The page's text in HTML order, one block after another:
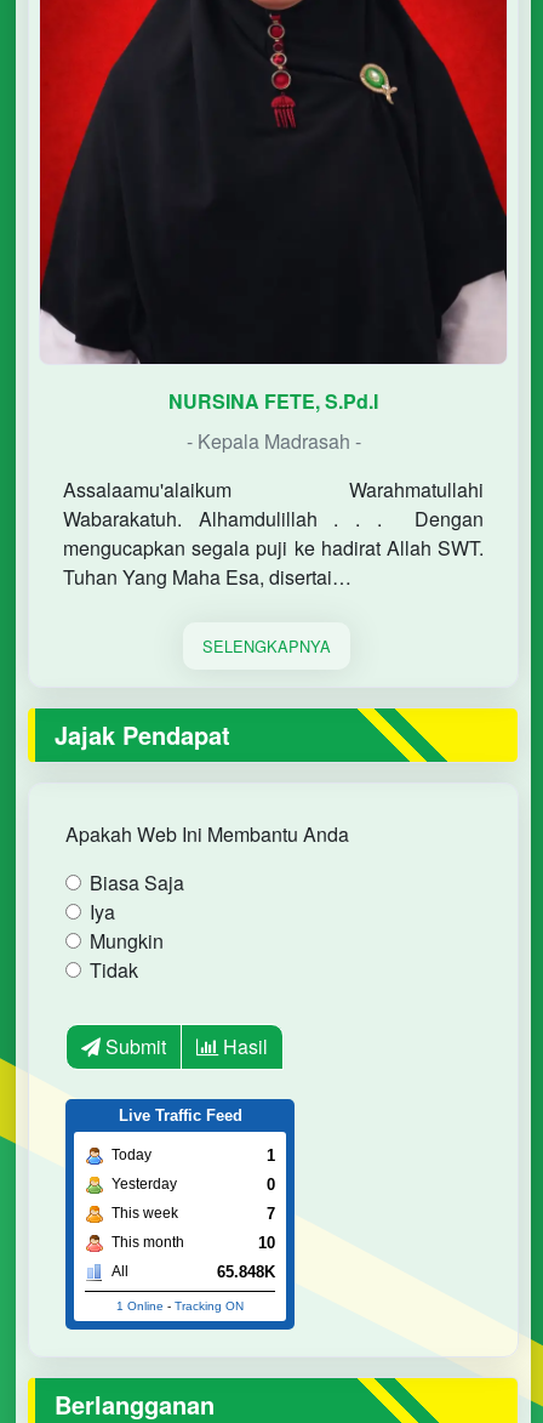
NURSINA FETE, S.Pd.I
- Kepala Madrasah -
Assalaamu'alaikum Warahmatullahi
Wabarakatuh. Alhamdulillah . . . Dengan
mengucapkan segala puji ke hadirat Allah SWT.
Tuhan Yang Maha Esa, disertai…
SELENGKAPNYA
Jajak Pendapat
Apakah Web Ini Membantu Anda
Biasa Saja
Iya
Mungkin
Tidak
Submit Hasil
Live Traffic Feed
Today 1
Yesterday 0
This week 7
This month 10
All 65.848K
1 Online - Tracking ON
Berlangganan